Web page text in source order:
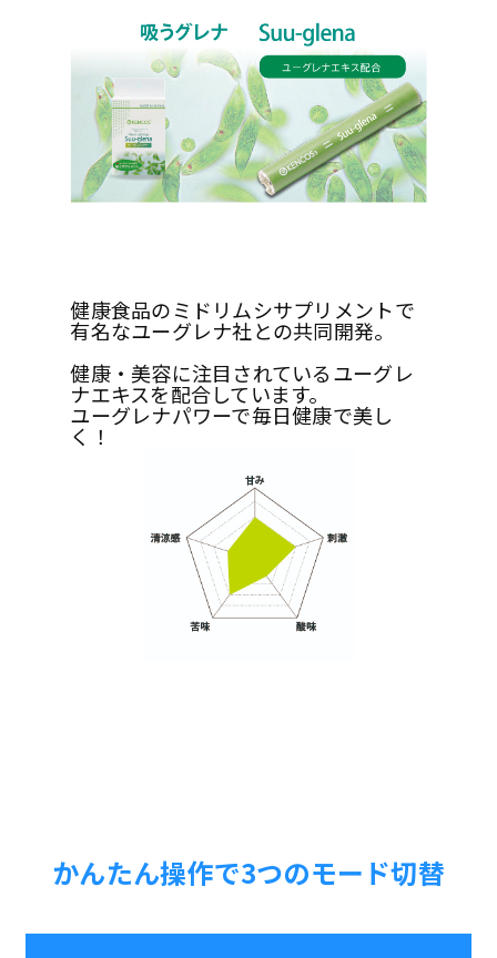
健康食品のミドリムシサプリメントで
有名なユーグレナ社との共同開発。
健康・美容に注目されているユーグレ
ナエキスを配合しています。
ユーグレナパワーで毎日健康で美し
く！
かんたん操作で3つのモード切替